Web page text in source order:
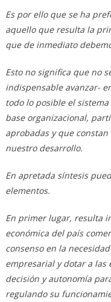
Es por ello que se ha
aquello que resulta la
que de inmediato
Esto no significa que no
indispensable avanzar-
todo lo posible el
base organizacional,
aprobadas y que
nuestro desarrollo.
En apretada síntesis
elementos.
En primer lugar, resulta
económica del país
consenso en la
empresarial y dotar a las
decisión y autonomía
regulando su